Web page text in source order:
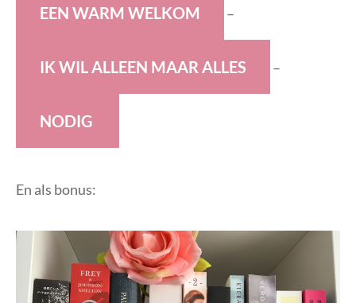
EEN WARM WELKOM –
IK WIL ALLEEN MAAR ALLES –
NODIG
En als bonus: